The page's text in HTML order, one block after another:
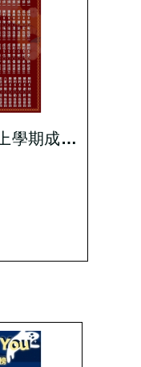
蛇我其誰~113學年度上學期成績優異榜單